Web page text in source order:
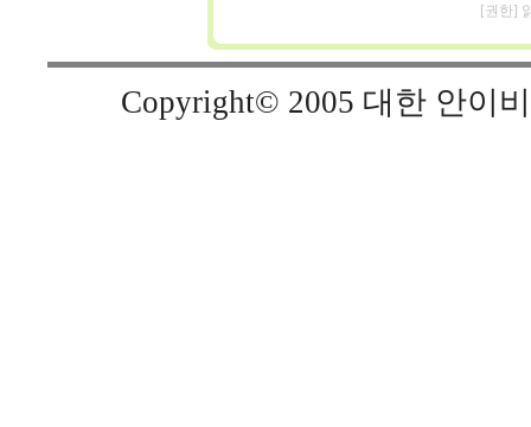
[권한]
Copyright© 2005 대한 안이